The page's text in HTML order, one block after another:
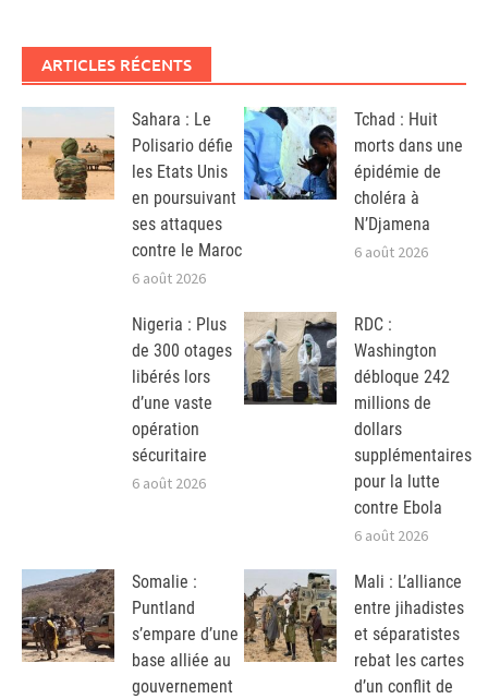
ARTICLES RÉCENTS
Sahara : Le
Polisario défie
les Etats Unis
en poursuivant
ses attaques
contre le Maroc
6 août 2026
Tchad : Huit
morts dans une
épidémie de
choléra à
N’Djamena
6 août 2026
Nigeria : Plus
de 300 otages
libérés lors
d’une vaste
opération
sécuritaire
6 août 2026
RDC :
Washington
débloque 242
millions de
dollars
supplémentaires
pour la lutte
contre Ebola
6 août 2026
Somalie :
Puntland
s’empare d’une
base alliée au
gouvernement
Mali : L’alliance
entre jihadistes
et séparatistes
rebat les cartes
d’un conflit de